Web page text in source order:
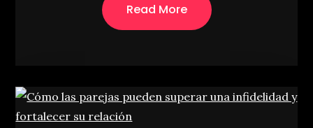
Read More